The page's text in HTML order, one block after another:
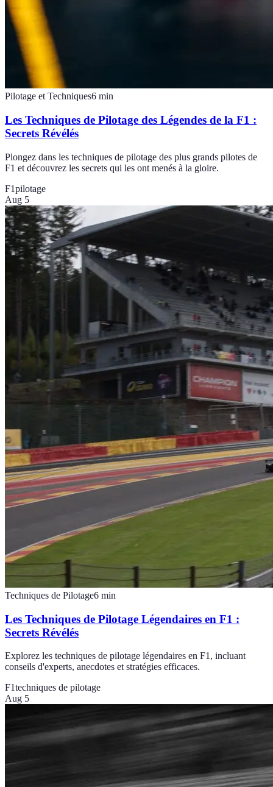
Pilotage et Techniques6 min
Les Techniques de Pilotage des Légendes de la F1 :
Secrets Révélés
Plongez dans les techniques de pilotage des plus grands pilotes de
F1 et découvrez les secrets qui les ont menés à la gloire.
F1pilotage
Aug 5
Techniques de Pilotage6 min
Les Techniques de Pilotage Légendaires en F1 :
Secrets Révélés
Explorez les techniques de pilotage légendaires en F1, incluant
conseils d'experts, anecdotes et stratégies efficaces.
F1techniques de pilotage
Aug 5